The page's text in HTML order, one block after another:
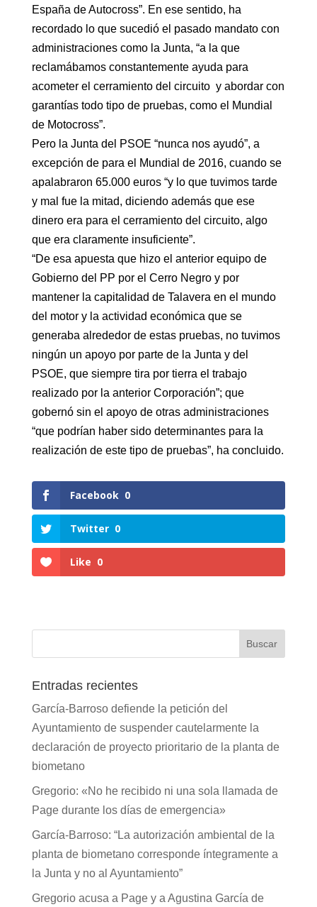
España de Autocross”. En ese sentido, ha
recordado lo que sucedió el pasado mandato con
administraciones como la Junta, “a la que
reclamábamos constantemente ayuda para
acometer el cerramiento del circuito y abordar con
garantías todo tipo de pruebas, como el Mundial
de Motocross”.
Pero la Junta del PSOE “nunca nos ayudó”, a
excepción de para el Mundial de 2016, cuando se
apalabraron 65.000 euros “y lo que tuvimos tarde
y mal fue la mitad, diciendo además que ese
dinero era para el cerramiento del circuito, algo
que era claramente insuficiente”.
“De esa apuesta que hizo el anterior equipo de
Gobierno del PP por el Cerro Negro y por
mantener la capitalidad de Talavera en el mundo
del motor y la actividad económica que se
generaba alrededor de estas pruebas, no tuvimos
ningún un apoyo por parte de la Junta y del
PSOE, que siempre tira por tierra el trabajo
realizado por la anterior Corporación”; que
gobernó sin el apoyo de otras administraciones
“que podrían haber sido determinantes para la
realización de este tipo de pruebas”, ha concluido.
Facebook 0
Twitter 0
Like 0
Entradas recientes
García-Barroso defiende la petición del
Ayuntamiento de suspender cautelarmente la
declaración de proyecto prioritario de la planta de
biometano
Gregorio: «No he recibido ni una sola llamada de
Page durante los días de emergencia»
García-Barroso: “La autorización ambiental de la
planta de biometano corresponde íntegramente a
la Junta y no al Ayuntamiento”
Gregorio acusa a Page y a Agustina García de